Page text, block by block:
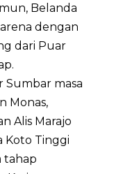
Belanda
dengan
dari Puar
Sumbar masa
Monas,
Alis Marajo
Koto Tinggi
tahap